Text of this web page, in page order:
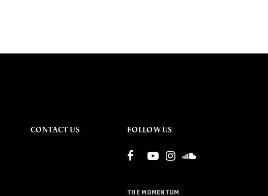
CONTACT US FOLLOW US
THE MOMENTUM